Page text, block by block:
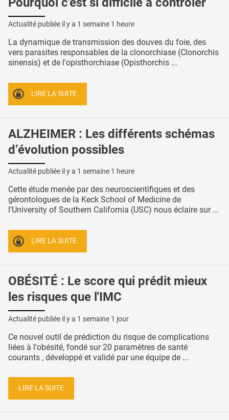
Actualité publiée il y a 1 semaine 1 heure
La dynamique de transmission des douves du foie, des
vers parasites responsables de la clonorchiase (Clonorchis
sinensis) et de l'opisthorchiase (Opisthorchis ...
LIRE LA SUITE
ALZHEIMER : Les différents schémas
d’évolution possibles
Actualité publiée il y a 1 semaine 1 heure
Cette étude menée par des neuroscientifiques et des
gérontologues de la Keck School of Medicine de
l'University of Southern California (USC) nous éclaire sur ...
LIRE LA SUITE
OBÉSITÉ : Le score qui prédit mieux
les risques que l'IMC
Actualité publiée il y a 1 semaine 1 jour
Ce nouvel outil de prédiction du risque de complications
liées à l'obésité, fondé sur 20 paramètres de santé
courants , développé et validé par une équipe de ...
LIRE LA SUITE